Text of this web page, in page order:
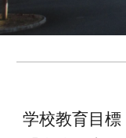
学校教育目標